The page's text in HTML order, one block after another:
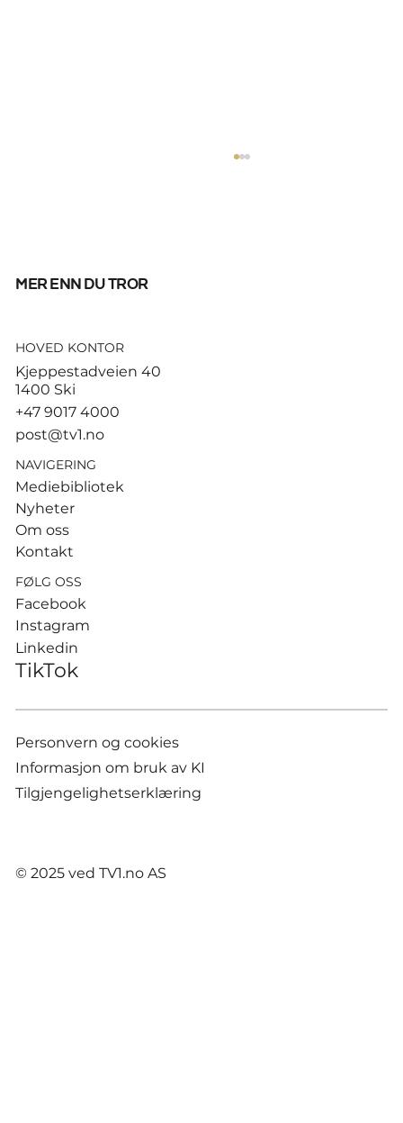
God start for de norske
Hamburg
mer enn du tror
HOVED KONTOR
Kjeppestadveien 40
1400 Ski
+47 9017 4000
post@tv1.no
NAVIGERING
Mediebibliotek
Nyheter
Om oss
Kontakt
FØLG OSS
Facebook
Instagram
Linkedin
TikTok
Personvern og cookies
Informasjon om bruk av KI
Tilgjengelighetserklæring
© 2025 ved TV1.no AS